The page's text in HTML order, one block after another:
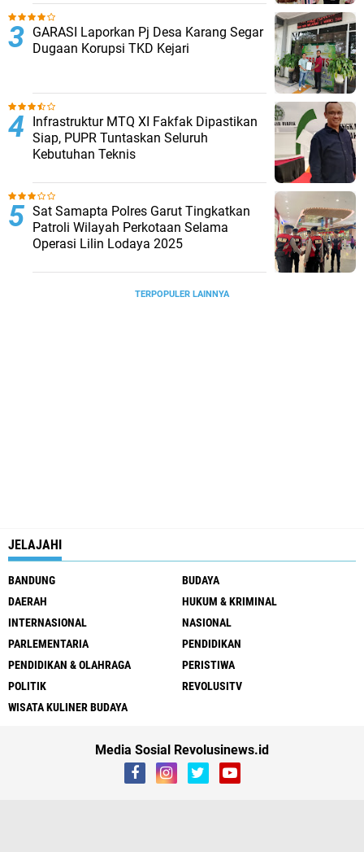
GARASI Laporkan Pj Desa Karang Segar
Dugaan Korupsi TKD Kejari ‎
Infrastruktur MTQ XI Fakfak Dipastikan
Siap, PUPR Tuntaskan Seluruh
Kebutuhan Teknis
Sat Samapta Polres Garut Tingkatkan
Patroli Wilayah Perkotaan Selama
Operasi Lilin Lodaya 2025
TERPOPULER LAINNYA
JELAJAHI
BANDUNG
BUDAYA
DAERAH
HUKUM & KRIMINAL
INTERNASIONAL
NASIONAL
PARLEMENTARIA
PENDIDIKAN
PENDIDIKAN & OLAHRAGA
PERISTIWA
POLITIK
REVOLUSITV
WISATA KULINER BUDAYA
Media Sosial Revolusinews.id